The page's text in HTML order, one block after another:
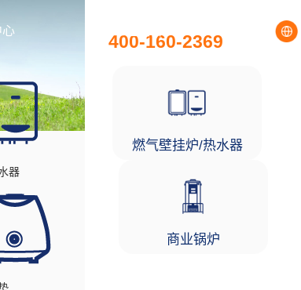
心
器
燃气壁挂炉/热水器
商业锅炉
400-160-2369